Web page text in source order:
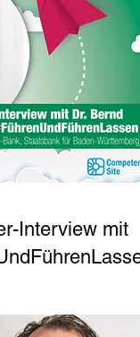
Interview mit